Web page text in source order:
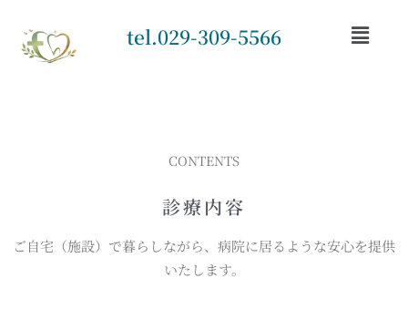
tel.029-309-5566
CONTENTS
診療内容
ご自宅（施設）で暮らしながら、病院に居るような安心を提供
いたします。